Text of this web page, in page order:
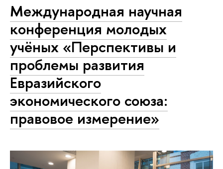
Международная научная
конференция молодых
учёных «Перспективы и
проблемы развития
Евразийского
экономического союза:
правовое измерение»